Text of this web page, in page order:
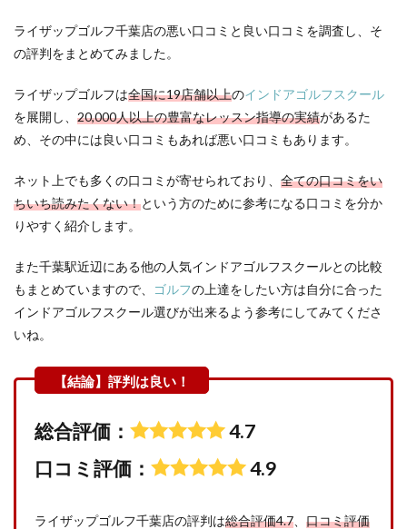
ライザップゴルフ千葉店の悪い口コミと良い口コミを調査し、そ
の評判をまとめてみました。
ライザップゴルフは全国に19店舗以上のインドアゴルフスクール
を展開し、 20,000人以上の豊富なレッスン指導の実績があるた
め、その中には良い口コミもあれば悪い口コミもあります。
ネット上でも多くの口コミが寄せられており、 全ての口コミをい
ちいち読みたくない！という方のために参考になる口コミを分か
りやすく紹介します。
また千葉駅近辺にある他の人気インドアゴルフスクールとの比較
もまとめていますので、
ゴルフの上達をしたい方は自分に合った
インドアゴルフスクール選びが出来るよう参考にしてみてくださ
いね。
総合評価：
4.7
口コミ評価：
4.9
ライザップゴルフ千葉店の評判は総合評価4.7
口コミ評価